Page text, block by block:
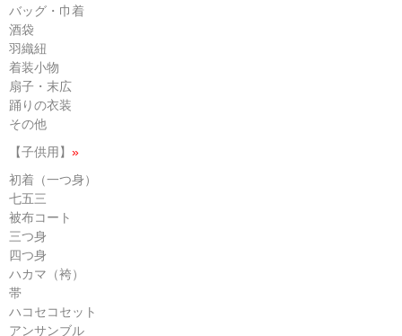
バッグ・巾着
酒袋
羽織紐
着装小物
扇子・末広
踊りの衣装
その他
【子供用】 »
初着（一つ身）
七五三
被布コート
三つ身
四つ身
ハカマ（袴）
帯
ハコセコセット
アンサンブル